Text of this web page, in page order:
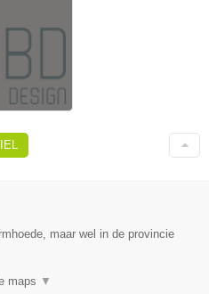
maar wel in de provincie
maps ▼